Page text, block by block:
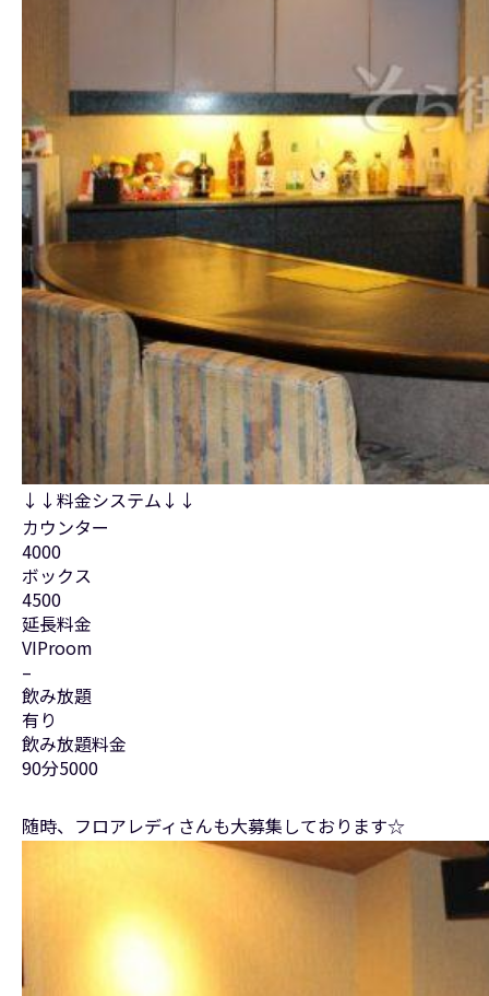
↓↓料金システム↓↓
カウンター
4000
ボックス
4500
延長料金
VIProom
–
飲み放題
有り
飲み放題料金
90分5000
随時、フロアレディさんも大募集しております☆